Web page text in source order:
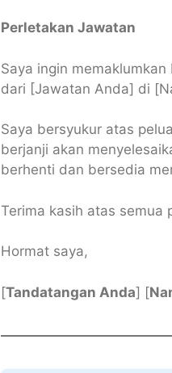
Perletakan Jawatan
Saya ingin
dari [Jawatan Anda] di
Saya bersyukur atas
berjanji akan
berhenti dan bersedia
Terima kasih atas semua
Hormat saya,
[Tandatangan Anda] [